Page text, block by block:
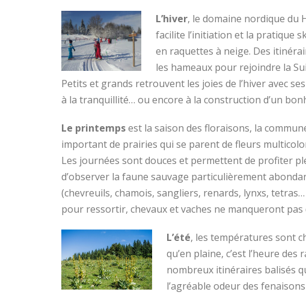
L’hiver, le domaine nordique du
facilite l’initiation et la pratique
en raquettes à neige. Des
les hameaux pour rejoindre la
Petits et grands retrouvent les joies de l’hiver avec
à la tranquillité… ou encore à la construction d’un
Le printempsest la saison des floraisons, la
important de prairies qui se parent de fleurs
Les journées sont douces et permettent de profiter
d’observer la faune sauvage particulièrement
(chevreuils, chamois, sangliers, renards, lynxs,
pour ressortir, chevaux et vaches ne manqueront pas
L’été, les températures sont
qu’en plaine, c’est l’heure
nombreux itinéraires balisés
l’agréable odeur des